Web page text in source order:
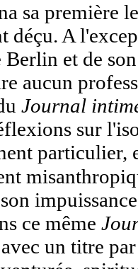
sa première
déçu. A
Berlin et de
aucun
Journal
sur
particulier,
ce même
un titre